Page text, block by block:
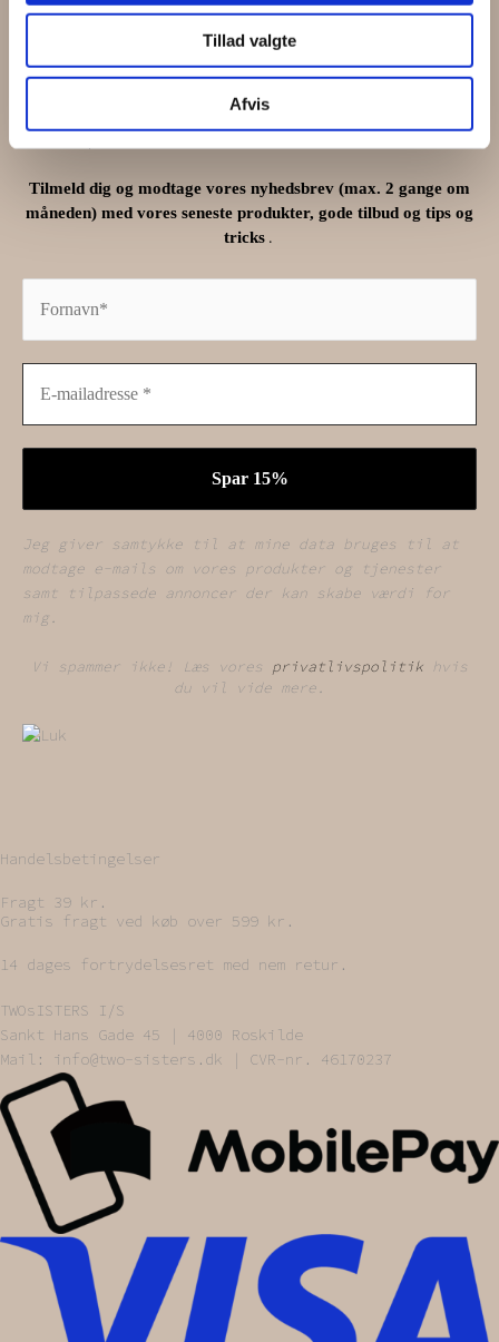
Tillad valgte
Afvis
Få15%
på din næste ordre
Tilmeld dig og modtage vores nyhedsbrev (max. 2 gange om
måneden) med vores seneste produkter, gode tilbud og tips og
tricks .
Jeg giver samtykke til at mine data bruges til at
modtage e-mails om vores produkter og tjenester
samt tilpassede annoncer der kan skabe værdi for
mig.
Vi spammer ikke! Læs vores privatlivspolitik hvis
du vil vide mere.
Handelsbetingelser
Fragt 39 kr.
Gratis fragt ved køb over 599 kr.
14 dages fortrydelsesret med nem retur.
TWOsISTERS I/S
Sankt Hans Gade 45 | 4000 Roskilde
Mail: info@two-sisters.dk | CVR-nr. 46170237